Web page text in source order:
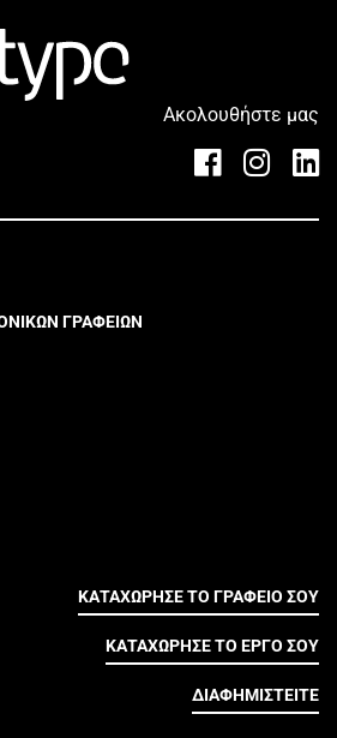
Ακολουθήστε μας
ΓΡΑΦΕΙΩΝ
ΚΑΤΑΧΩΡΗΣΕ ΤΟ ΓΡΑΦΕΙΟ ΣΟΥ
ΚΑΤΑΧΩΡΗΣΕ ΤΟ ΕΡΓΟ ΣΟΥ
ΔΙΑΦΗΜΙΣΤΕΙΤΕ